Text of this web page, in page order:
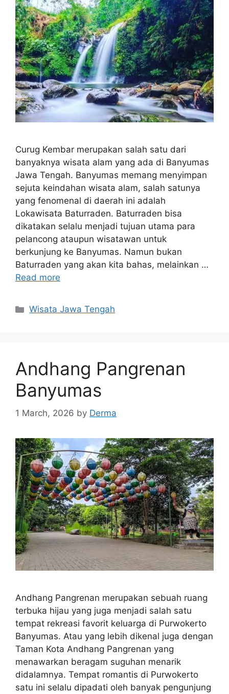
Curug Kembar merupakan salah satu dari
banyaknya wisata alam yang ada di Banyumas
Jawa Tengah. Banyumas memang menyimpan
sejuta keindahan wisata alam, salah satunya
yang fenomenal di daerah ini adalah
Lokawisata Baturraden. Baturraden bisa
dikatakan selalu menjadi tujuan utama para
pelancong ataupun wisatawan untuk
berkunjung ke Banyumas. Namun bukan
Baturraden yang akan kita bahas, melainkan …
Read more
Categories
Wisata Jawa Tengah
Andhang Pangrenan
Banyumas
1 March, 2026 by Derma
Andhang Pangrenan merupakan sebuah ruang
terbuka hijau yang juga menjadi salah satu
tempat rekreasi favorit keluarga di Purwokerto
Banyumas. Atau yang lebih dikenal juga dengan
Taman Kota Andhang Pangrenan yang
menawarkan beragam suguhan menarik
didalamnya. Tempat romantis di Purwokerto
satu ini selalu dipadati oleh banyak pengunjung